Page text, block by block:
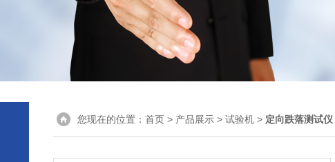
您现在的位置： 首页 > 产品展示 > 试验机 > 定向跌落测试仪